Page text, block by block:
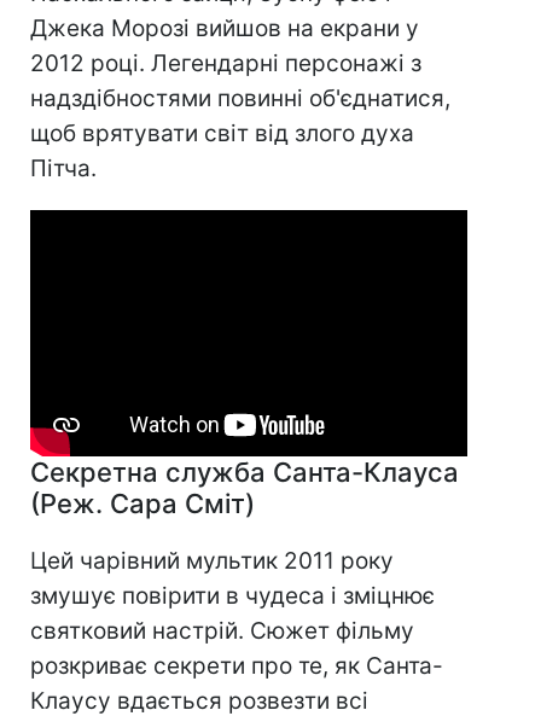
Джека Морозі вийшов на екрани у
2012 році. Легендарні персонажі з
надздібностями повинні об'єднатися,
щоб врятувати світ від злого духа
Пітча.
Секретна служба Санта-Клауса
(Реж. Сара Сміт)
Цей чарівний мультик 2011 року
змушує повірити в чудеса і зміцнює
святковий настрій. Сюжет фільму
розкриває секрети про те, як Санта-
Клаусу вдається розвезти всі